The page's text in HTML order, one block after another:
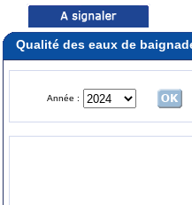
Qualité des eaux de
Année :